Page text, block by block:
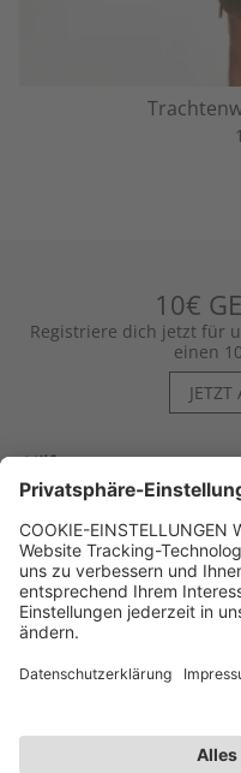
10€
Registriere dich jetzt für
einen
Hilfe
Kontakt
Kategorien